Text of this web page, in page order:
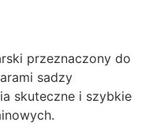
przeznaczony do
sadzy
skuteczne i szybkie